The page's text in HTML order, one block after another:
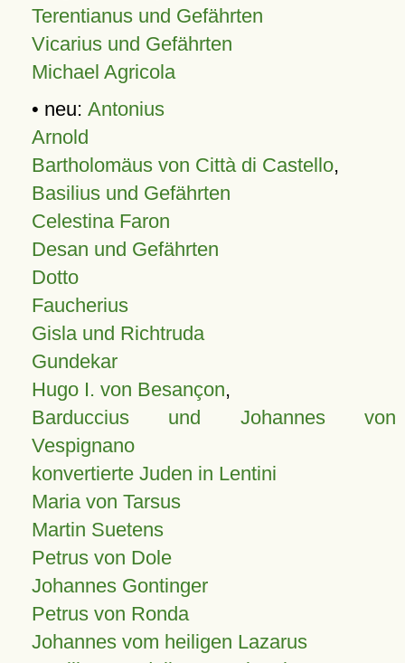
Terentianus und Gefährten
Vicarius und Gefährten
Michael Agricola
• neu: Antonius
Arnold
Bartholomäus von Città di Castello,
Basilius und Gefährten
Celestina Faron
Desan und Gefährten
Dotto
Faucherius
Gisla und Richtruda
Gundekar
Hugo I. von Besançon,
Barduccius und Johannes von
Vespignano
konvertierte Juden in Lentini
Maria von Tarsus
Martin Suetens
Petrus von Dole
Johannes Gontinger
Petrus von Ronda
Johannes vom heiligen Lazarus